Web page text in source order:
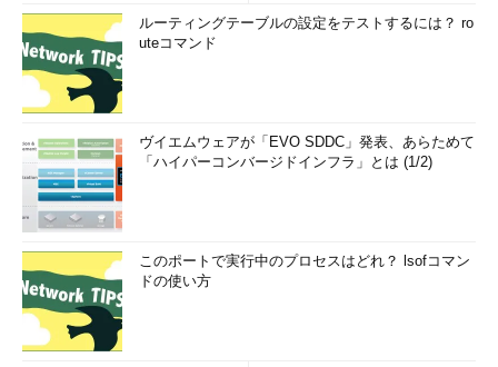
ルーティングテーブルの設定をテストするには？ ro
uteコマンド
ヴイエムウェアが「EVO SDDC」発表、あらためて
「ハイパーコンバージドインフラ」とは (1/2)
このポートで実行中のプロセスはどれ？ lsofコマン
ドの使い方